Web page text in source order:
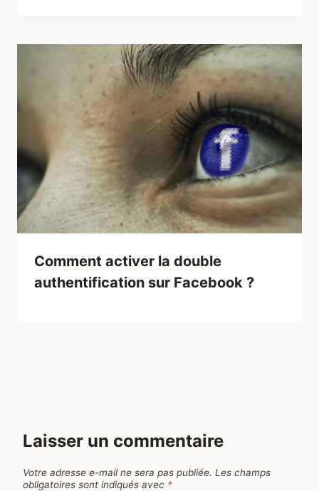
Comment activer la double
authentification sur Facebook ?
Laisser un commentaire
Votre adresse e-mail ne sera pas publiée. Les champs
obligatoires sont indiqués avec *